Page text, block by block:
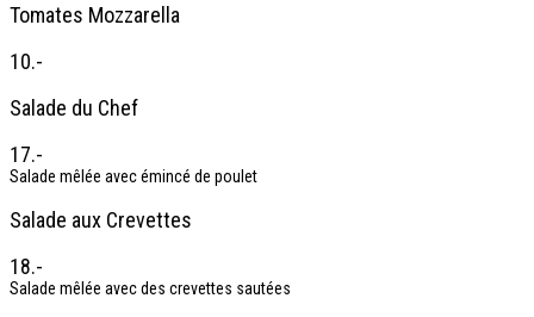
Tomates Mozzarella
10.-
Salade du Chef
17.-
Salade mêlée avec émincé de poulet
Salade aux Crevettes
18.-
Salade mêlée avec des crevettes sautées